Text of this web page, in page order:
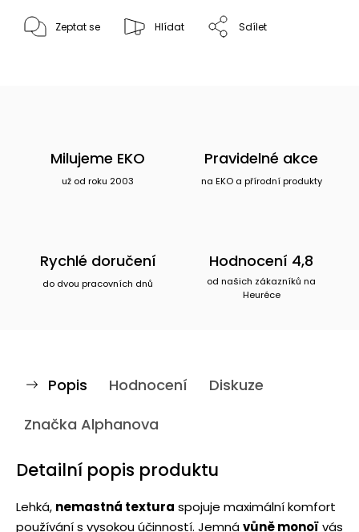
Zeptat se Hlídat Sdílet
Milujeme EKO
už od roku 2003
Pravidelné akce
na EKO a přírodní produkty
Rychlé doručení
do dvou pracovních dnů
Hodnocení 4,8
od našich zákazníků na
Heuréce
Popis Hodnocení
Diskuze
Značka Alphanova
Detailní popis produktu
Lehká, nemastná textura spojuje maximální komfort
používání s vysokou účinností. Jemnávůně monoïvás